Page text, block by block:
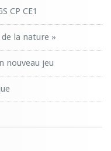
CP CE1
la nature »
nouveau jeu